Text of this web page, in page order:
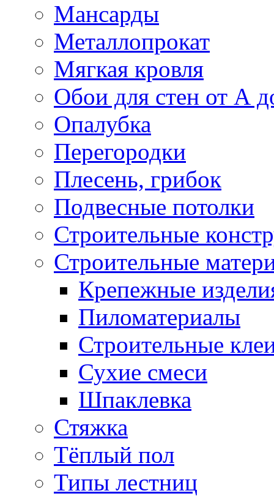
Мансарды
Металлопрокат
Мягкая кровля
Обои для стен от А
Опалубка
Перегородки
Плесень, грибок
Подвесные потолки
Строительные
Строительные
Крепежные
Пиломатериалы
Строительные
Сухие смеси
Шпаклевка
Стяжка
Тёплый пол
Типы лестниц